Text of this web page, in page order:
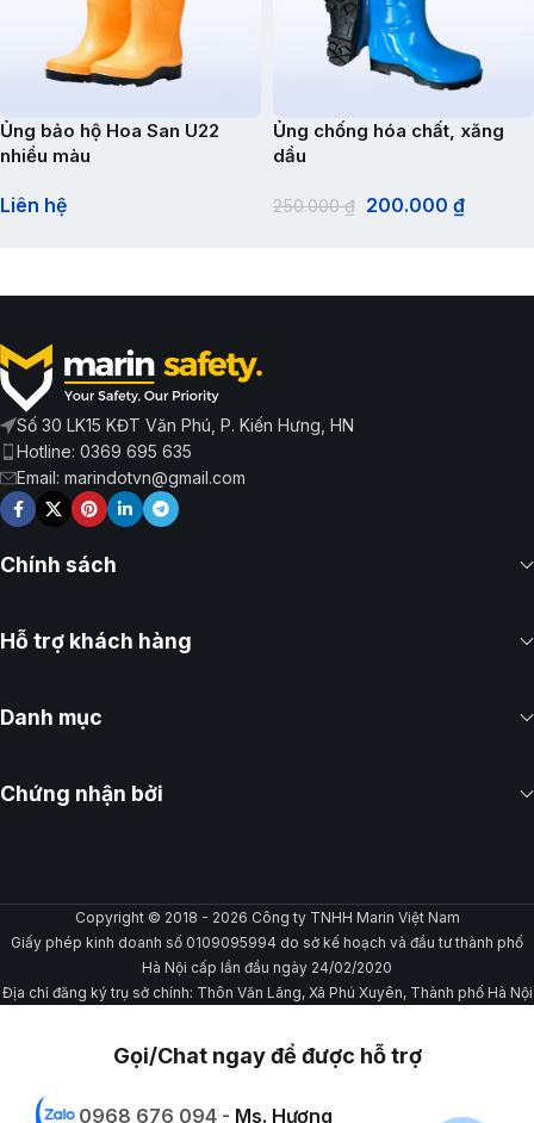
Ủng bảo hộ Hoa San U22
nhiều màu
Liên hệ
Ủng chống hóa chất, xăng
dầu
250.000₫ 200.000 ₫
Số 30 LK15 KĐT Văn Phú, P. Kiến Hưng, HN
Hotline: 0369 695 635
Email: marindotvn@gmail.com
Chính sách
Hỗ trợ khách hàng
Danh mục
Chứng nhận bởi
Copyright © 2018 - 2026 Công ty TNHH Marin Việt Nam
Giấy phép kinh doanh số 0109095994 do sở kế hoạch và đầu tư thành phố
Hà Nội cấp lần đầu ngày 24/02/2020
Địa chỉ đăng ký trụ sở chính: Thôn Văn Lãng, Xã Phú Xuyên, Thành phố Hà Nội
Gọi/Chat ngay để được hỗ trợ
0968 676 094 - Ms. Hương